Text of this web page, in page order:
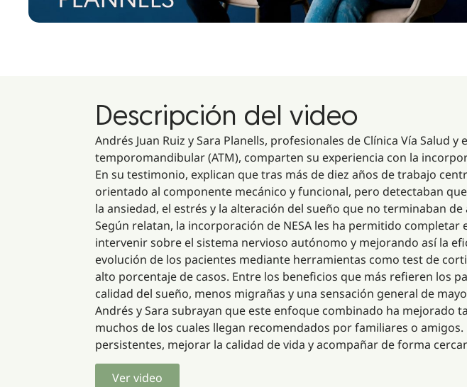
Descripción del video
Andrés Juan Ruiz y Sara Planells, profesionales de Clínica Vía
temporomandibular (ATM), comparten su experiencia con la
En su testimonio, explican que tras más de diez años de trabajo
orientado al componente mecánico y funcional, pero detectaban
la ansiedad, el estrés y la alteración del sueño que no terminaban
Según relatan, la incorporación de NESA les ha permitido
intervenir sobre el sistema nervioso autónomo y mejorando así la
evolución de los pacientes mediante herramientas como test de
alto porcentaje de casos. Entre los beneficios que más refieren los
calidad del sueño, menos migrañas y una sensación general de
Andrés y Sara subrayan que este enfoque combinado ha mejorado
muchos de los cuales llegan recomendados por familiares o
persistentes, mejorar la calidad de vida y acompañar de forma
Ver video